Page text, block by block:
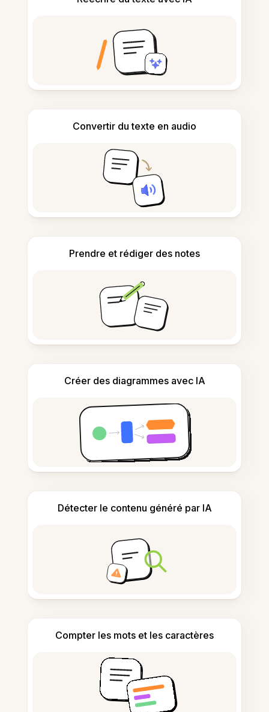
Convertir du texte en audio
Prendre et rédiger des notes
Créer des diagrammes avec IA
Détecter le contenu généré par IA
Compter les mots et les caractères